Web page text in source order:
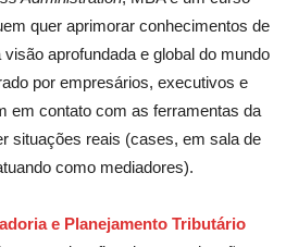
quer aprimorar conhecimentos de
aprofundada e global do mundo
por empresários, executivos e
em contato com as ferramentas da
situações reais (cases, em sala de
como mediadores).
e Planejamento Tributário